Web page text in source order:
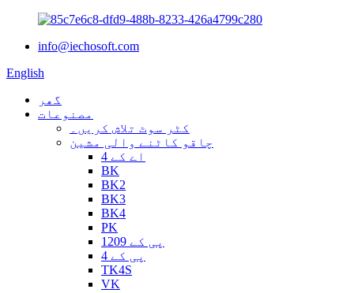
info@iechosoft.com
English
گھر
مصنوعات
کٹر سوٹ تلاش کریں۔
چاقو کاٹنے والی مشین
اے کے 4
BK
BK2
BK3
BK4
PK
پی کے 1209
پی کے 4
TK4S
VK